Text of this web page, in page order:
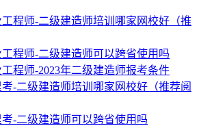
程师-二级建造师培训哪家网校好（推
程师-二级建造师可以跨省使用吗
程师-2023年二级建造师报考条件
-二级建造师培训哪家网校好（推荐阅
-二级建造师可以跨省使用吗